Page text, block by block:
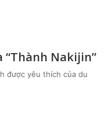
“Thành Nakijin”
được yêu thích của du